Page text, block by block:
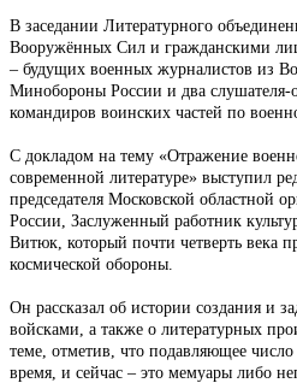
В заседании Литературного
Вооружённых Сил и гражданскими
– будущих военных журналистов из
Минобороны России и два слушателя-
командиров воинских частей по
С докладом на тему «Отражение
современной литературе» выступил
председателя Московской областной
России, Заслуженный работник
Витюк, который почти четверть века
космической обороны.
Он рассказал об истории создания и
войсками, а также о литературных
теме, отметив, что подавляющее
время, и сейчас – это мемуары либо